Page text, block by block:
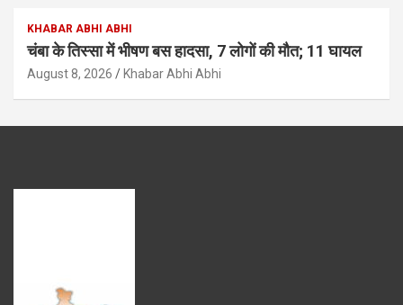
KHABAR ABHI ABHI
चंबा के तिस्सा में भीषण बस हादसा, 7 लोगों की मौत; 11 घायल
August 8, 2026 Khabar Abhi Abhi